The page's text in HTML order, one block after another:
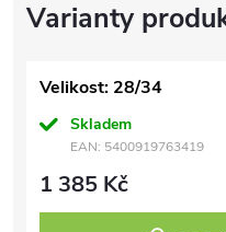
Velikost: 28/34
Skladem
EAN: 5400919763419
1 385 Kč